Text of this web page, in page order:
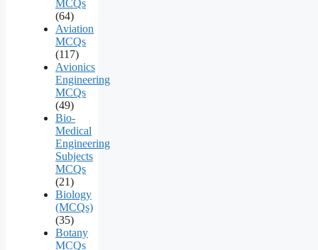
MCQs
(64)
Aviation
MCQs
(117)
Avionics
Engineering
MCQs
(49)
Bio-
Medical
Engineering
Subjects
MCQs
(21)
Biology
(MCQs)
(35)
Botany
MCQs